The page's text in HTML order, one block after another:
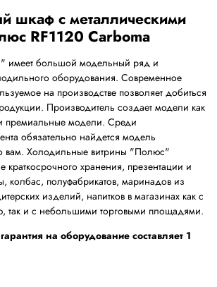
шкаф с металлическими
RF1120 Сarboma
большой модельный ряд и
оборудования. Современное
на производстве позволяет добиться
Производитель создает модели как
премиальные модели. Среди
обязательно найдется модель
вам. Холодильные витрины "Полюс"
краткосрочного хранения, презентации и
колбас, полуфабрикатов, маринадов из
изделий, напитков в магазинах как с
и с небольшими торговыми площадями.
на оборудование составляет 1